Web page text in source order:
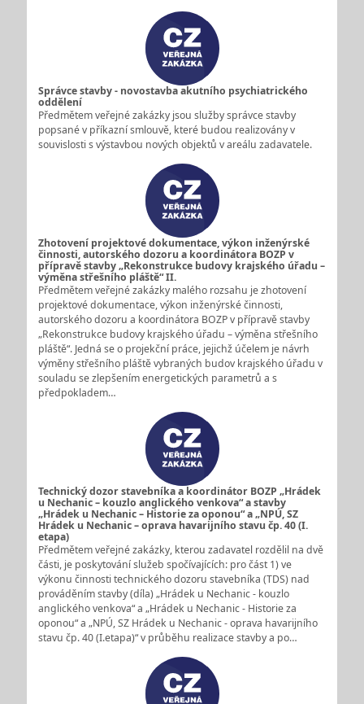
Správce stavby - novostavba akutního psychiatrického
oddělení
Předmětem veřejné zakázky jsou služby správce stavby
popsané v příkazní smlouvě, které budou realizovány v
souvislosti s výstavbou nových objektů v areálu zadavatele.
Zhotovení projektové dokumentace, výkon inženýrské
činnosti, autorského dozoru a koordinátora BOZP v
přípravě stavby „Rekonstrukce budovy krajského úřadu –
výměna střešního pláště“ II.
Předmětem veřejné zakázky malého rozsahu je zhotovení
projektové dokumentace, výkon inženýrské činnosti,
autorského dozoru a koordinátora BOZP v přípravě stavby
„Rekonstrukce budovy krajského úřadu – výměna střešního
pláště“. Jedná se o projekční práce, jejichž účelem je návrh
výměny střešního pláště vybraných budov krajského úřadu v
souladu se zlepšením energetických parametrů a s
předpokladem…
Technický dozor stavebníka a koordinátor BOZP „Hrádek
u Nechanic – kouzlo anglického venkova“ a stavby
„Hrádek u Nechanic – Historie za oponou“ a „NPÚ, SZ
Hrádek u Nechanic – oprava havarijního stavu čp. 40 (I.
etapa)
Předmětem veřejné zakázky, kterou zadavatel rozdělil na dvě
části, je poskytování služeb spočívajících: pro část 1) ve
výkonu činnosti technického dozoru stavebníka (TDS) nad
prováděním stavby (díla) „Hrádek u Nechanic - kouzlo
anglického venkova“ a „Hrádek u Nechanic - Historie za
oponou“ a „NPÚ, SZ Hrádek u Nechanic - oprava havarijního
stavu čp. 40 (I.etapa)“ v průběhu realizace stavby a po…